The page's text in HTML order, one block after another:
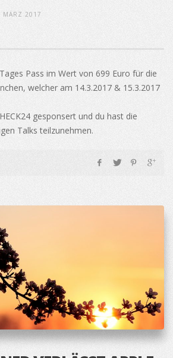
MÄRZ 2017
Pass im Wert von 699 Euro für die
welcher am 14.3.2017 & 15.3.2017
gesponsert und du hast die
Talks teilzunehmen.